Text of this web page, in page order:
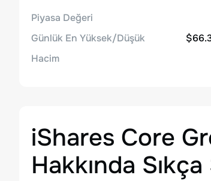
Piyasa Değeri
Günlük En Yüksek/Düşük
Hacim
iShares Core
Hakkında